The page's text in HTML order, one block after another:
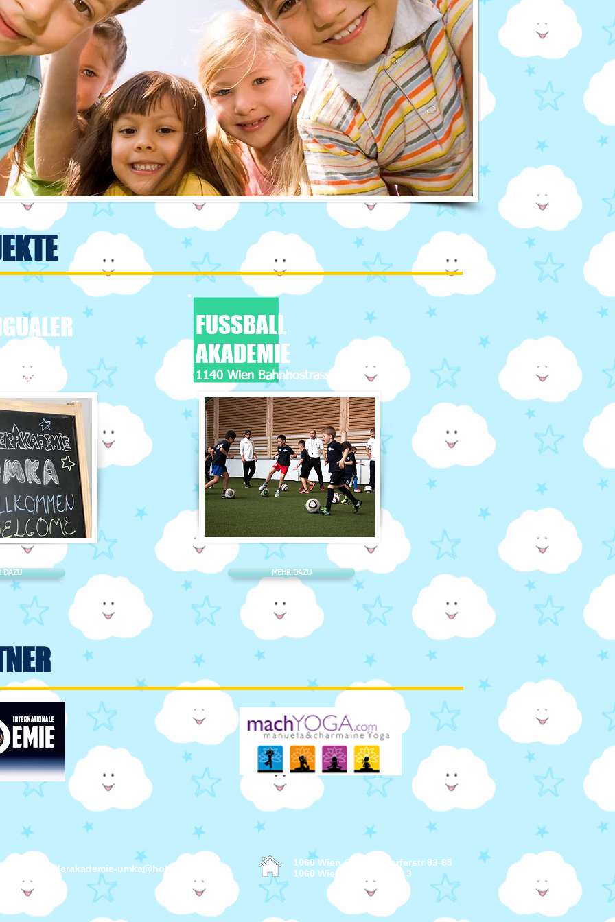
3
DAZU
FUSSBALL
AKADEMIE
1140 Wien Bahnhostrasse, 1d
MEHR DAZU
kinderakademie-umka@hotmail.com
1060 Wien Gumpendorferstr 83-85
1060 Wien Garbergasse 3